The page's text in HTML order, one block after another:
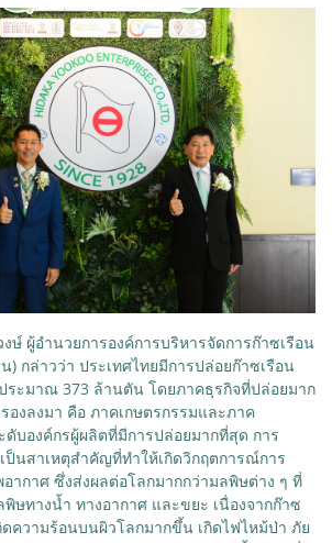
ษ์ ผู้อำนวยการองค์การบริหารจัดการก๊าซเรือน
) กล่าวว่า ประเทศไทยมีการปล่อยก๊าซเรือน
ระมาณ 373 ล้านตัน โดยภาคธุรกิจที่ปล่อยมาก
องลงมา คือ ภาคเกษตรกรรมและภาค
ดับองค์กรผู้ผลิตที่มีการปล่อยมากที่สุด การ
ป็นสาเหตุสำคัญที่ทำให้เกิดวิกฤตการณ์การ
ากาศ ซึ่งส่งผลต่อโลกมากกว่ามลพิษต่าง ๆ ที่
ษทางน้ำ ทางอากาศ และขยะ เนื่องจากก๊าซ
ดความร้อนบนผิวโลกมากขึ้น เกิดไฟไหม้ป่า ภัย